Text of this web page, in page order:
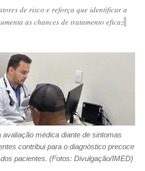
de risco e reforça que identificar a
as chances de tratamento eficaz
avaliação médica diante de sintomas
contribui para o diagnóstico precoce
pacientes. (Fotos: Divulgação/IMED)